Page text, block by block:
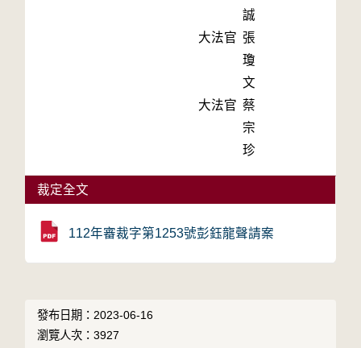
誠
大法官 張
瓊
文
大法官 蔡
宗
珍
裁定全文
112年審裁字第1253號彭鈺龍聲請案
發布日期：2023-06-16
瀏覽人次：3927